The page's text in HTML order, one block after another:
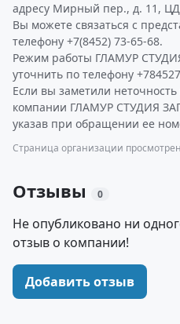
адресу Мирный пер., д. 11,
Вы можете связаться с
телефону +7(8452) 73-65-68.
Режим работы ГЛАМУР
уточнить по телефону
Если вы заметили
компании ГЛАМУР СТУДИЯ
указав при обращении ее
Страница организации
Отзывы 0
Не опубликовано ни
отзыв о компании!
Добавить отзыв